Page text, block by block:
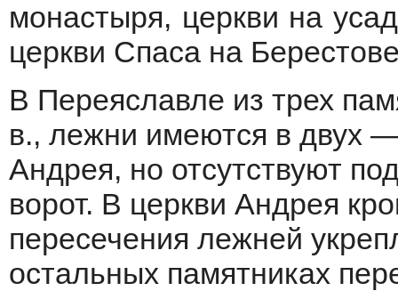
монастыря, церкви на
церкви Спаса на
В Переяславле из трех
в., лежни имеются в двух
Андрея, но отсутствуют
ворот. В церкви Андрея
пересечения лежней
остальных памятниках